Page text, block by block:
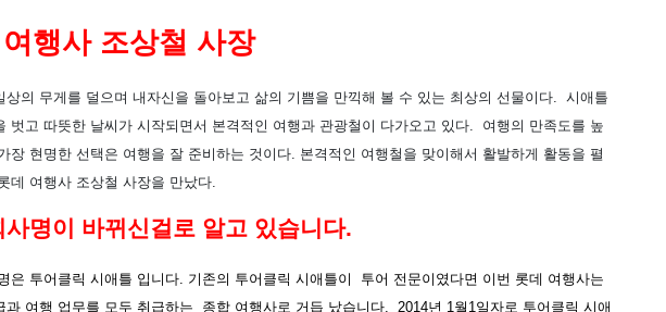
여행사 조상철 사장
상의 무게를 덜으며 내자신을 돌아보고 삶의 기쁨을 만끽해 볼 수 있는 최상의 선물이다. 시애틀
벗고 따뜻한 날씨가 시작되면서 본격적인 여행과 관광철이 다가오고 있다. 여행의 만족도를 높
장 현명한 선택은 여행을 잘 준비하는 것이다. 본격적인 여행철을 맞이해서 활발하게 활동을 펼
데 여행사 조상철 사장을 만났다.
사명이 바뀌신걸로 알고 있습니다.
은 투어클릭 시애틀 입니다. 기존의 투어클릭 시애틀이 투어 전문이였다면 이번 롯데 여행사는
과 여행 업무를 모두 취급하는 종합 여행사로 거듭 났습니다. 2014년 1월 1일자로 투어클릭 시애